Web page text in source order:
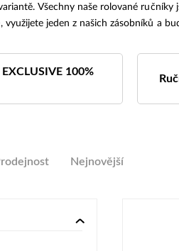
Všechny naše rolované
využijete jeden z našich zásobníků a
100%
Nejnovější